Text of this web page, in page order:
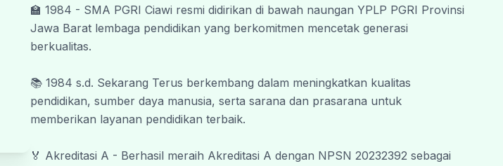
Wassalamu’alaikum Warahmatullahi Wabarakatuh.
#SmapiBeriman #SmapiNextLevel
🏫 1984 - SMA PGRI Ciawi resmi didirikan di bawah naungan YPLP PGRI Provinsi
Jawa Barat lembaga pendidikan yang berkomitmen mencetak generasi
berkualitas.
📚 1984 s.d. Sekarang Terus berkembang dalam meningkatkan kualitas
pendidikan, sumber daya manusia, serta sarana dan prasarana untuk
memberikan layanan pendidikan terbaik.
🏅 Akreditasi A - Berhasil meraih Akreditasi A dengan NPSN 20232392 sebagai